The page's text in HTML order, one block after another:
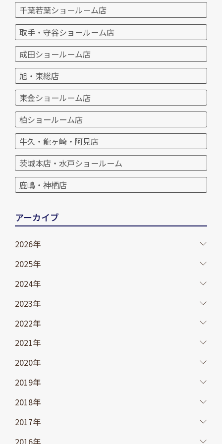
千葉若葉ショールーム店
取手・守谷ショールーム店
成田ショールーム店
旭・東総店
東金ショールーム店
柏ショールーム店
牛久・龍ヶ崎・阿見店
茨城本店・水戸ショールーム
鹿嶋・神栖店
アーカイブ
2026年
2025年
2024年
2023年
2022年
2021年
2020年
2019年
2018年
2017年
2016年